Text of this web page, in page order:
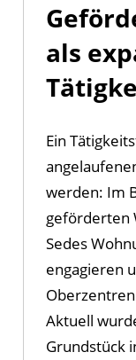
als
Ein
werden: Im
geförderten
Sedes
engagieren
Aktuell
Grundstück